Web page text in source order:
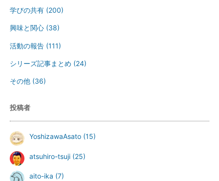
学びの共有 (200)
興味と関心 (38)
活動の報告 (111)
シリーズ記事まとめ (24)
その他 (36)
投稿者
YoshizawaAsato (15)
atsuhiro-tsuji (25)
aito-ika (7)